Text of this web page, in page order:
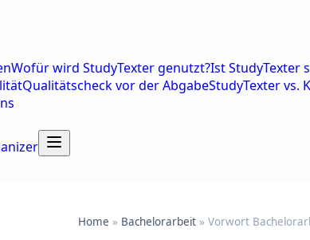
Wofür wird StudyTexter genutzt?Ist StudyTexter
Qualitätscheck vor der AbgabeStudyTexter vs.
Home » Bachelorarbeit » Vorwort